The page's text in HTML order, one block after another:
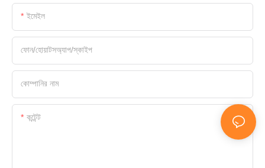
ইমেইল
ফোন/হোয়াটসঅ্যাপ/স্কাইপ
কোম্পানির নাম
কন্টেন্ট